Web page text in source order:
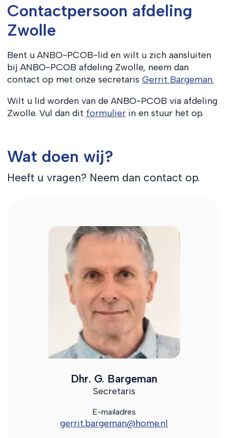
Contactpersoon afdeling
Zwolle
Bent u ANBO-PCOB-lid en wilt u zich aansluiten
bij ANBO-PCOB afdeling Zwolle, neem dan
contact op met onze secretaris Gerrit Bargeman.
Wilt u lid worden van de ANBO-PCOB via afdeling
Zwolle. Vul dan dit formulierin en stuur het op.
Wat doen wij?
Heeft u vragen? Neem dan contact op.
Dhr. G. Bargeman
Secretaris
E-mailadres
gerrit.bargeman@home.nl